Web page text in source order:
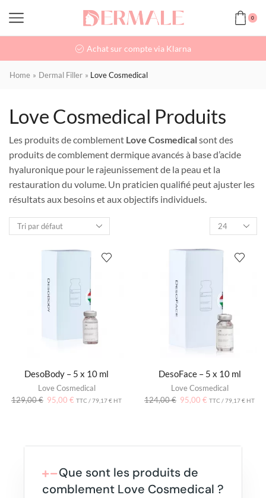
0
Achat sur compte via Klarna
Home » Dermal Filler » Love Cosmedical
Love Cosmedical Produits
Les produits de comblement Love Cosmedicalsont des
produits de comblement dermique avancés à base d’acide
hyaluronique pour le rajeunissement de la peau et la
restauration du volume. Un praticien qualifié peut ajuster les
résultats aux besoins et aux objectifs individuels.
DesoBody – 5 x 10 ml
Love Cosmedical
129,00€ 95,00 € TTC /79,17€ HT
DesoFace – 5 x 10 ml
Love Cosmedical
124,00€ 95,00 € TTC /79,17€ HT
Que sont les produits de
comblement Love Cosmedical ?